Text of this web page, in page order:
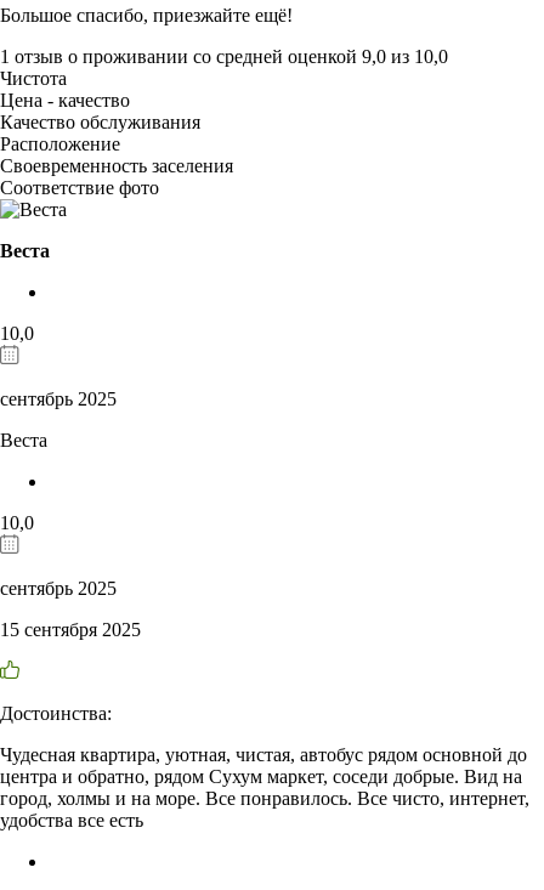
Большое спасибо, приезжайте ещё!
1 отзыв о проживании со средней оценкой 9,0 из 10,0
Чистота
Цена - качество
Качество обслуживания
Расположение
Своевременность заселения
Соответствие фото
Веста
10,0
сентябрь 2025
Веста
10,0
сентябрь 2025
15 сентября 2025
Достоинства:
Чудесная квартира, уютная, чистая, автобус рядом основной до
центра и обратно, рядом Сухум маркет, соседи добрые. Вид на
город, холмы и на море. Все понравилось. Все чисто, интернет,
удобства все есть